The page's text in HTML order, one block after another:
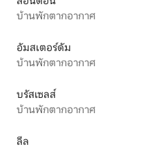
บ้านพักตากอากาศ
อัมสเตอร์ดัม
บ้านพักตากอากาศ
บรัสเซลส์
บ้านพักตากอากาศ
ลีล